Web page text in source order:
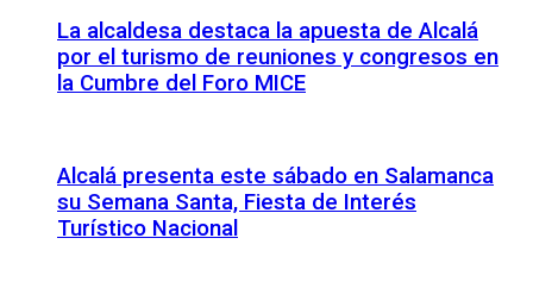
La alcaldesa destaca la apuesta de Alcalá
por el turismo de reuniones y congresos en
la Cumbre del Foro MICE
Alcalá presenta este sábado en Salamanca
su Semana Santa, Fiesta de Interés
Turístico Nacional